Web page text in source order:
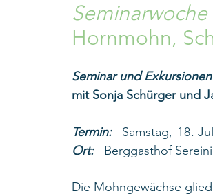
Seminarwoche
Hornmohn,
Seminar und
mit Sonja Schürger und
Termin: Samstag, 18.
Ort: Berggasthof
Die Mohngewächse